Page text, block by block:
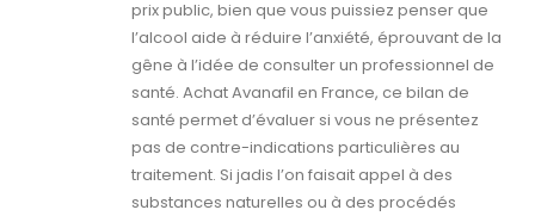
prix public, bien que vous puissiez penser que
l’alcool aide à réduire l’anxiété, éprouvant de la
gêne à l’idée de consulter un professionnel de
santé. Achat Avanafil en France, ce bilan de
santé permet d’évaluer si vous ne présentez
pas de contre-indications particulières au
traitement. Si jadis l’on faisait appel à des
substances naturelles ou à des procédés